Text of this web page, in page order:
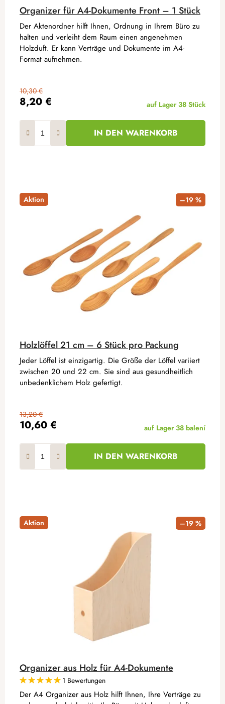
Organizer für A4-Dokumente Front – 1 Stück
8,20 €
10,30 €
auf Lager 38 Stück
IN DEN WARENKORB
Der Aktenordner hilft Ihnen, Ordnung in Ihrem Büro zu
halten und verleiht dem Raum einen angenehmen
Holzduft. Er kann Verträge und Dokumente im A4-
Format aufnehmen.
Aktion –19 %
Holzlöffel 21 cm – 6 Stück pro Packung
10,60 €
13,20 €
auf Lager 38 balení
IN DEN WARENKORB
Jeder Löffel ist einzigartig. Die Größe der Löffel variiert
zwischen 20 und 22 cm. Sie sind aus gesundheitlich
unbedenklichem Holz gefertigt.
Aktion –19 %
Organizer aus Holz für A4-Dokumente
1 Bewertungen
Der A4 Organizer aus Holz hilft Ihnen, Ihre Verträge zu